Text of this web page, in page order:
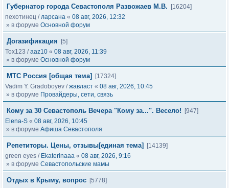
Губернатор города Севастополя Развожаев М.В.
[16204]
пехотинец /ларсана « 08 авг, 2026, 12:32
» в форуме Основной форум
Догазификация
[5]
Tox123 /aaz10 « 08 авг, 2026, 11:39
» в форуме Основной форум
МТС Россия [общая тема]
[17324]
Vadim Y. Gradoboyev /жавласт « 08 авг, 2026, 10:45
» в форуме Провайдеры, сети, связь
Кому за 30 Севастополь Вечера "Кому за...". Весело!
[947]
Elena-S « 08 авг, 2026, 10:45
» в форуме Афиша Севастополя
Репетиторы. Цены, отзывы[единая тема]
[14139]
green eyes / Ekaterinaaa « 08 авг, 2026, 9:16
» в форуме Севастопольские мамы
Отдых в Крыму, вопрос [5778]